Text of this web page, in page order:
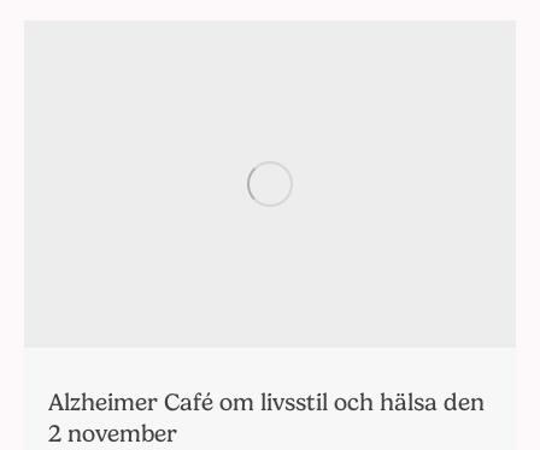
Alzheimer Café om livsstil och hälsa den
2 november